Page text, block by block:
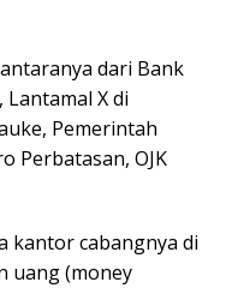
dari Bank
Lantamal X di
Pemerintah
Perbatasan, OJK
kantor cabangnya di
uang (money